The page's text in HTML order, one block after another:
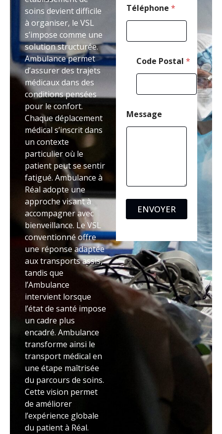
soins devient difficile
à organiser, le VSL
s’impose comme une
solution structurée.
Ambulance permet
d’assurer des trajets
médicaux dans des
conditions pensées
pour le confort.
Chaque déplacement
médical s’inscrit dans
un contexte
particulier où le
patient peut se sentir
fatigué. Ambulance à
Réal adopte une
approche visant à
accompagner avec
bienveillance. Le VSL
conventionné offre
une réponse adaptée
aux transports assis,
tandis que
l’Ambulance
intervient lorsque
l’état de santé impose
un cadre plus
encadré. Ambulance
transforme ainsi le
transport médical en
une étape maîtrisée
du parcours de soins.
Cette vision permet
de améliorer
l’expérience globale
du patient à Réal.
Téléphone *
Code Postal *
Message
ENVOYER